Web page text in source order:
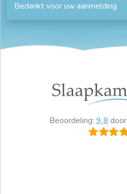
Bedankt voor uw aanmelding
Beoordeling: 9.8 door